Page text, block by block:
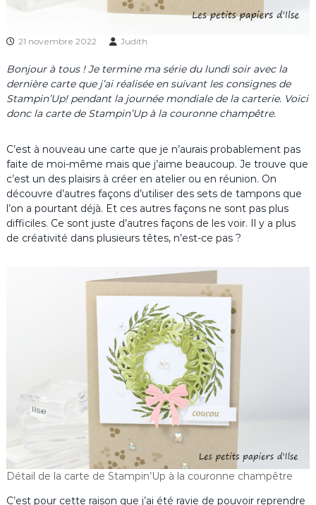
21 novembre 2022 Judith
Bonjour à tous ! Je termine ma série du lundi soir avec la
dernière carte que j’ai réalisée en suivant les consignes de
Stampin’Up! pendant la journée mondiale de la carterie. Voici
donc la carte de Stampin’Up à la couronne champêtre.
C’est à nouveau une carte que je n’aurais probablement pas
faite de moi-même mais que j’aime beaucoup. Je trouve que
c’est un des plaisirs à créer en atelier ou en réunion. On
découvre d’autres façons d’utiliser des sets de tampons que
l’on a pourtant déjà. Et ces autres façons ne sont pas plus
difficiles. Ce sont juste d’autres façons de les voir. Il y a plus
de créativité dans plusieurs têtes, n’est-ce pas ?
Détail de la carte de Stampin’Up à la couronne champêtre
C’est pour cette raison que j’ai été ravie de pouvoir reprendre